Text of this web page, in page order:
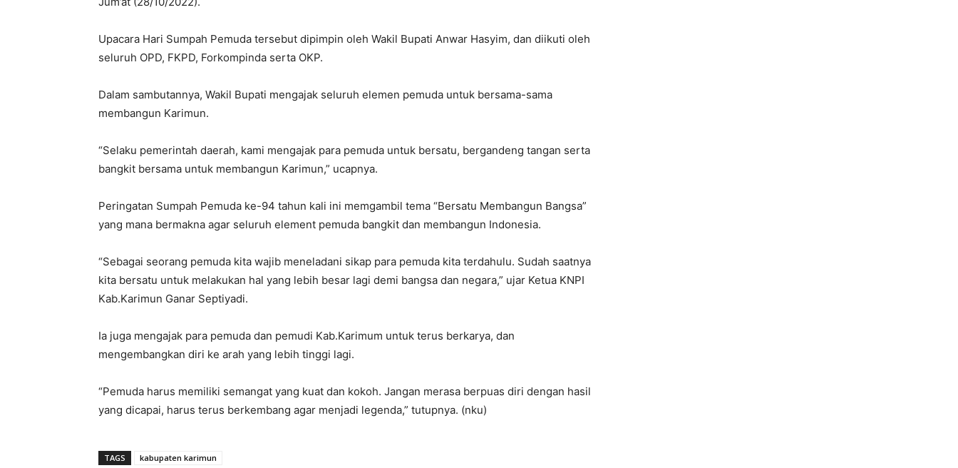
Upacara Hari Sumpah Pemuda tersebut dipimpin oleh Wakil Bupati Anwar Hasyim, dan diikuti oleh
seluruh OPD, FKPD, Forkompinda serta OKP.
Dalam sambutannya, Wakil Bupati mengajak seluruh elemen pemuda untuk bersama-sama
membangun Karimun.
“Selaku pemerintah daerah, kami mengajak para pemuda untuk bersatu, bergandeng tangan serta
bangkit bersama untuk membangun Karimun,” ucapnya.
Peringatan Sumpah Pemuda ke-94 tahun kali ini memgambil tema “Bersatu Membangun Bangsa”
yang mana bermakna agar seluruh element pemuda bangkit dan membangun Indonesia.
“Sebagai seorang pemuda kita wajib meneladani sikap para pemuda kita terdahulu. Sudah saatnya
kita bersatu untuk melakukan hal yang lebih besar lagi demi bangsa dan negara,” ujar Ketua KNPI
Kab.Karimun Ganar Septiyadi.
Ia juga mengajak para pemuda dan pemudi Kab.Karimum untuk terus berkarya, dan
mengembangkan diri ke arah yang lebih tinggi lagi.
“Pemuda harus memiliki semangat yang kuat dan kokoh. Jangan merasa berpuas diri dengan hasil
yang dicapai, harus terus berkembang agar menjadi legenda,” tutupnya. (nku)
TAGS kabupaten karimun